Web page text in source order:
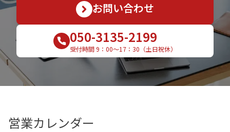
お問い合わせ
050-3135-2199
受付時間 9：00〜17：30（土日祝休）
営業カレンダー